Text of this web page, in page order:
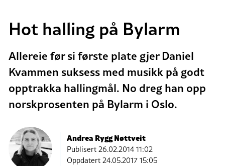
Hot halling på Bylarm
Allereie før si første plate gjer Daniel
Kvammen suksess med musikk på godt
opptrakka hallingmål. No dreg han opp
norskprosenten på Bylarm i Oslo.
Andrea Rygg Nøttveit
Publisert26.02.2014 11:02
Oppdatert 24.05.2017 15:05